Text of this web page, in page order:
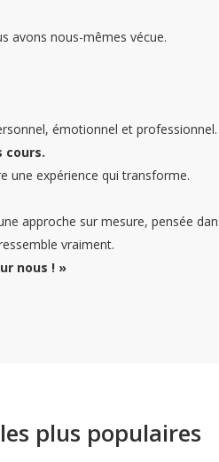
avons nous-mêmes vécue.
émotionnel et professionnel.
cours.
une expérience qui transforme.
approche sur mesure, pensée
vraiment.
nous ! »
plus populaires